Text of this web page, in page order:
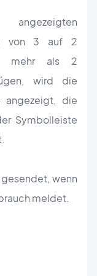
von 3 auf 2
mehr als 2
wird die
angezeigt, die
Symbolleiste
wenn
meldet.